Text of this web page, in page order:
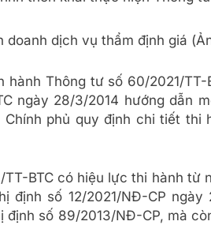
doanh dịch vụ thẩm định giá
hành Thông tư số 60/2021/
ngày 28/3/2014 hướng dẫn
phủ quy định chi tiết thi
BTC có hiệu lực thi hành từ
định số 12/2021/NĐ-CP
định số 89/2013/NĐ-CP, mà